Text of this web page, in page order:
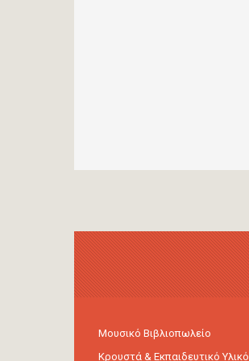
Μουσικό Βιβλιοπωλείο
Κρουστά & Εκπαιδευτικό Υλικό